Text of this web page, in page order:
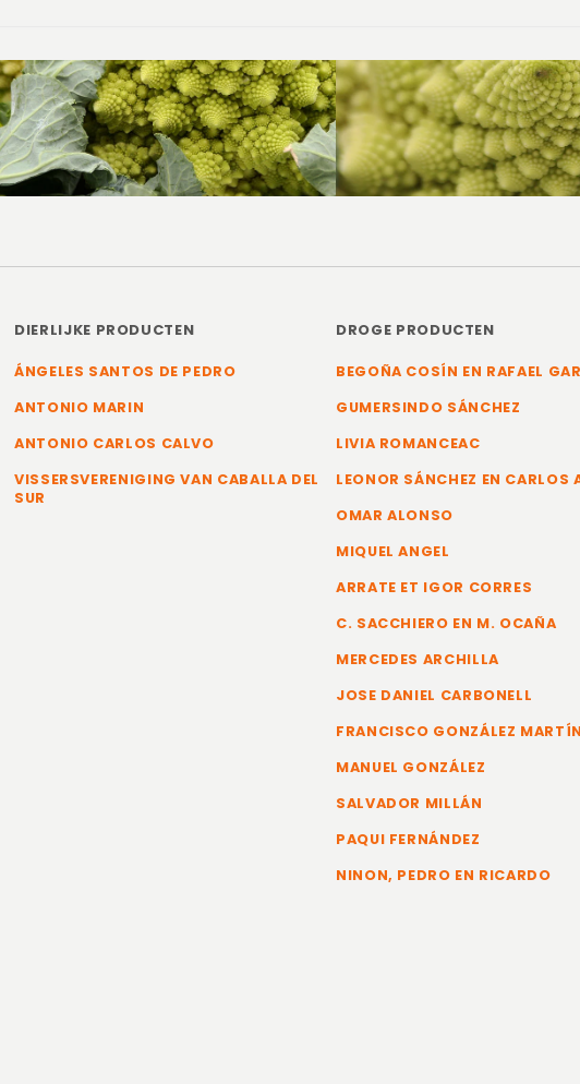
DIERLIJKE PRODUCTEN
ÁNGELES SANTOS DE PEDRO
ANTONIO MARIN
ANTONIO CARLOS CALVO
VISSERSVERENIGING VAN CABALLA DEL
SUR
DROGE PRODUCTEN
BEGOÑA COSÍN EN RAFAEL
GUMERSINDO SÁNCHEZ
LIVIA ROMANCEAC
LEONOR SÁNCHEZ EN CARLOS
OMAR ALONSO
MIQUEL ANGEL
ARRATE ET IGOR CORRES
C. SACCHIERO EN M. OCAÑA
MERCEDES ARCHILLA
JOSE DANIEL CARBONELL
FRANCISCO GONZÁLEZ MARTÍN
MANUEL GONZÁLEZ
SALVADOR MILLÁN
PAQUI FERNÁNDEZ
NINON, PEDRO EN RICARDO